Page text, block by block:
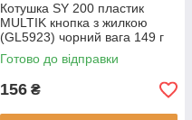
Котушка SY 200 пластик
MULTIK кнопка з жилкою
(GL5923) чорний вага 149 г
Готово до відправки
156 ₴